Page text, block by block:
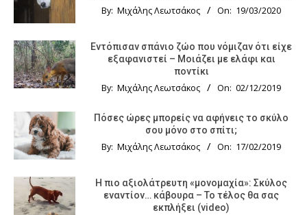
By: Μιχάλης Λεωτσάκος On: 19/03/2020
Εντόπισαν σπάνιο ζώο που νόμιζαν ότι είχε
εξαφανιστεί – Μοιάζει με ελάφι και
ποντίκι
By: Μιχάλης Λεωτσάκος On: 02/12/2019
Πόσες ώρες μπορείς να αφήνεις το σκύλο
σου μόνο στο σπίτι;
By: Μιχάλης Λεωτσάκος On: 17/02/2019
Η πιο αξιολάτρευτη «μονομαχία»: Σκύλος
εναντίον… κάβουρα – Το τέλος θα σας
εκπλήξει (video)